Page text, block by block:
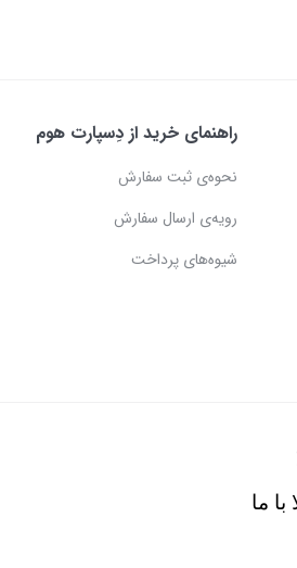
راهنمای خرید از دِسپارت هوم
نحوه‌ی ثبت سفارش
رویه‌ی ارسال سفارش
شیوه‌های پرداخت
ما